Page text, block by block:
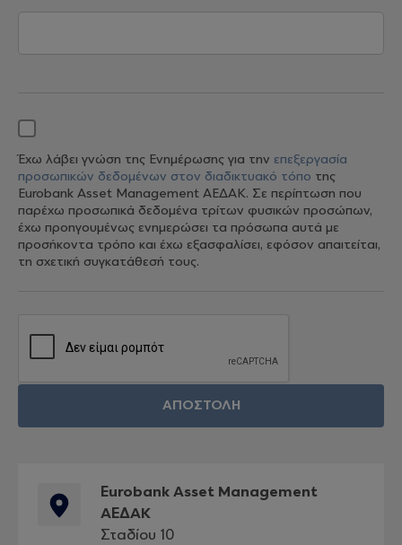
Έχω λάβει γνώση της Ενημέρωσης για την επεξεργασία
προσωπικών δεδομένων στον διαδικτυακό τόπο της
Eurobank Asset Management ΑΕΔΑΚ. Σε περίπτωση που
παρέχω προσωπικά δεδομένα τρίτων φυσικών προσώπων,
έχω προηγουμένως ενημερώσει τα πρόσωπα αυτά με
προσήκοντα τρόπο και έχω εξασφαλίσει, εφόσον απαιτείται,
τη σχετική συγκατάθεσή τους.
Eurobank Asset Management
ΑΕΔΑΚ
Σταδίου 10